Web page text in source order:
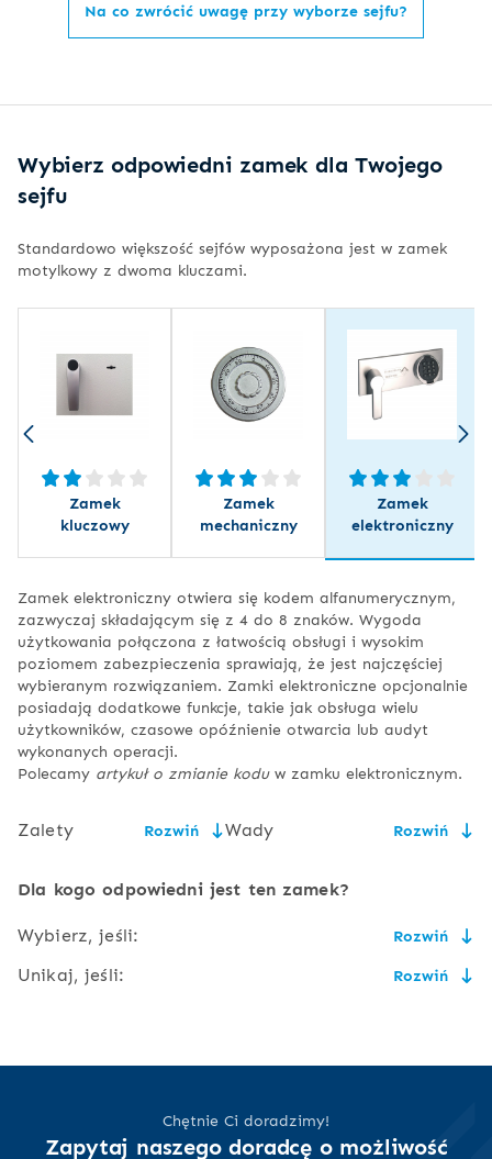
Na co zwrócić uwagę przy wyborze sejfu?
Wybierz odpowiedni zamek dla Twojego
sejfu
Standardowo większość sejfów wyposażona jest w zamek
motylkowy z dwoma kluczami.
Zamek
kluczowy
Zamek
mechaniczny
Zamek
elektroniczny
Zamek elektroniczny otwiera się kodem alfanumerycznym,
zazwyczaj składającym się z 4 do 8 znaków. Wygoda
użytkowania połączona z łatwością obsługi i wysokim
poziomem zabezpieczenia sprawiają, że jest najczęściej
wybieranym rozwiązaniem. Zamki elektroniczne opcjonalnie
posiadają dodatkowe funkcje, takie jak obsługa wielu
użytkowników, czasowe opóźnienie otwarcia lub audyt
wykonanych operacji.
Polecamy artykuł o zmianie koduw zamku elektronicznym.
Zalety Rozwiń
łatwość obsługi,
bezpieczeństwa
dla więcej, niż jednego
użytkownika,
Wady Rozwiń
konieczność wymiany baterii,
przez osobę niepowołaną lub
Dla kogo odpowiedni jest ten zamek?
Wybierz, jeśli: Rozwiń
nie lubisz nosić kluczy, a kolejny kod alfanumeryczny do
sejf będzie otwierany często,
Unikaj, jeśli: Rozwiń
zapamiętania,
Chętnie Ci doradzimy!
Zapytaj naszego doradcę o możliwość